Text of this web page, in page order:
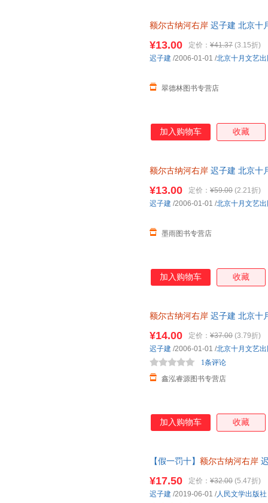
额尔古纳河右岸 迟子建 北京十
¥13.00 定价： ¥41.37 (3.15折)
翠德林图书专营店
迟子建 /2006-01-01 /北京十月文艺
加入购物车 收藏
额尔古纳河右岸 迟子建 北京十
¥13.00 定价： ¥59.00 (2.21折)
墨雨图书专营店
迟子建 /2006-01-01 /北京十月文艺
加入购物车 收藏
额尔古纳河右岸 迟子建 北京十
¥14.00 定价： ¥37.00 (3.79折)
鑫泓睿源图书专营店
1条评论
迟子建 /2006-01-01 /北京十月文艺
加入购物车 收藏
【假一罚十】 额尔古纳河右岸
发
¥17.50 定价： ¥32.00 (5.47折)
迟子建 /2019-06-01 /人民文学出版社